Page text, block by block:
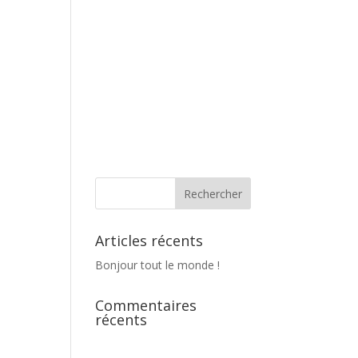
Articles récents
Bonjour tout le monde !
Commentaires
récents